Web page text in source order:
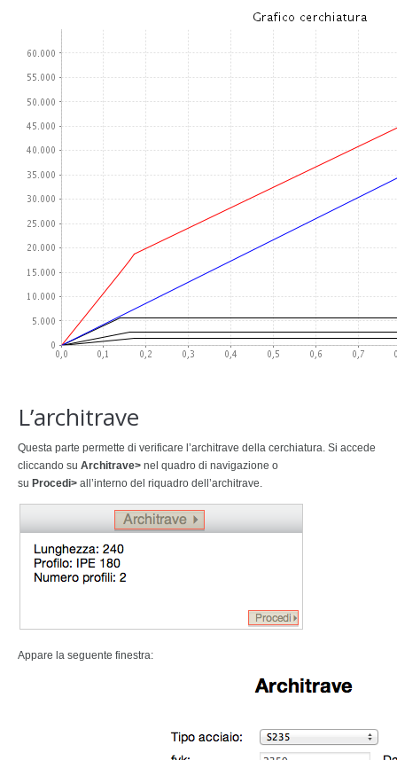
L’architrave
Questa parte permette di verificare l’architrave della cerchiatura. Si accede
cliccando su Architrave> nel quadro di navigazione o
su Procedi> all’interno del riquadro dell’architrave.
Appare la seguente finestra: